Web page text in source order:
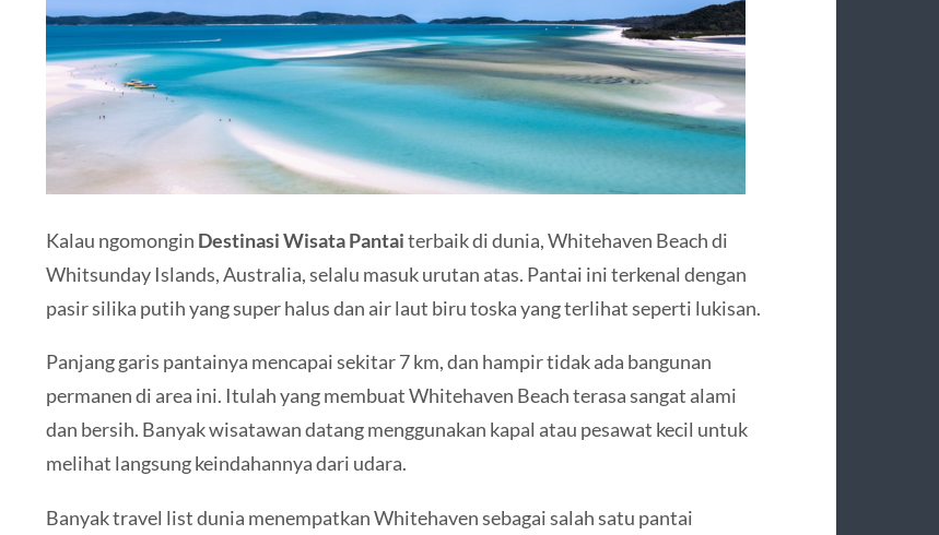
Kalau ngomongin Destinasi Wisata Pantaiterbaik di dunia, Whitehaven Beach di
Whitsunday Islands, Australia, selalu masuk urutan atas. Pantai ini terkenal dengan
pasir silika putih yang super halus dan air laut biru toska yang terlihat seperti lukisan.
Panjang garis pantainya mencapai sekitar 7 km, dan hampir tidak ada bangunan
permanen di area ini. Itulah yang membuat Whitehaven Beach terasa sangat alami
dan bersih. Banyak wisatawan datang menggunakan kapal atau pesawat kecil untuk
melihat langsung keindahannya dari udara.
Banyak travel list dunia menempatkan Whitehaven sebagai salah satu pantai